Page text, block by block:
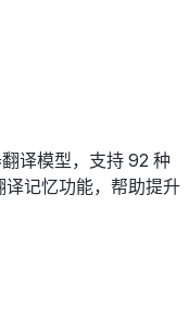
译模型，支持 92 种
记忆功能，帮助提升